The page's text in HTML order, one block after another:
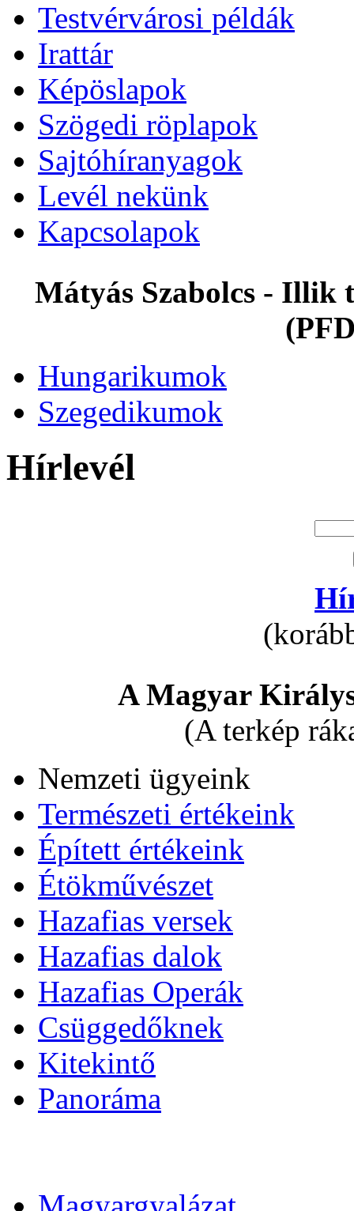
Testvérvárosi példák
Irattár
Képöslapok
Szögedi röplapok
Sajtóhíranyagok
Levél nekünk
Kapcsolapok
Mátyás Szabolcs - Illik
Hungarikumok
Szegedikumok
Hírlevél
A Magyar
(A terkép
Nemzeti ügyeink
Természeti értékeink
Épített értékeink
Étökművészet
Hazafias versek
Hazafias dalok
Hazafias Operák
Csüggedőknek
Kitekintő
Panoráma